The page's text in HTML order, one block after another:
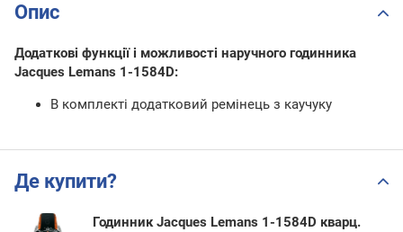
Опис
Додаткові функції і можливості наручного годинника
Jacques Lemans 1-1584D:
В комплекті додатковий ремінець з каучуку
Де купити?
Годинник Jacques Lemans 1-1584D кварц.